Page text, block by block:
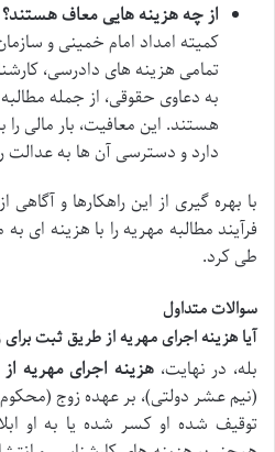
از چه هزینه هایی معاف هستند؟
کمیته امداد امام خمینی و
تمامی هزینه های دادرسی،
به دعاوی حقوقی، از جمله
هستند. این معافیت، بار مالی
دارد و دسترسی آن ها به
با بهره گیری از این راهکارها و
فرآیند مطالبه مهریه را با هزینه ای
طی کرد.
سوالات متداول
آیا هزینه اجرای مهریه از طریق ثبت برای
بله، در نهایت، هزینه اجرای مهریه
(نیم عشر دولتی)، بر عهده زوج
توقیف شده او کسر شده یا به او